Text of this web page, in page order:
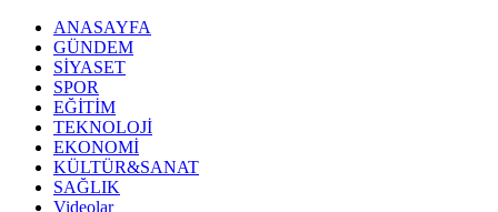
ANASAYFA
GÜNDEM
SİYASET
SPOR
EĞİTİM
TEKNOLOJİ
EKONOMİ
KÜLTÜR&SANAT
SAĞLIK
Videolar